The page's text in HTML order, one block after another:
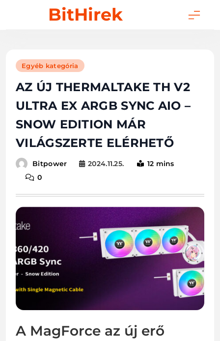
BitHirek
Egyéb kategória
AZ ÚJ THERMALTAKE TH V2
ULTRA EX ARGB SYNC AIO –
SNOW EDITION MÁR
VILÁGSZERTE ELÉRHETŐ
Bitpower 2024.11.25.
12 mins
0
A MagForce az új erő